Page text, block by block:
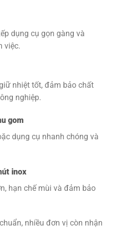
dụng cụ gọn gàng và
việc.
nhiệt tốt, đảm bảo chất
nghiệp.
gom
dụng cụ nhanh chóng và
inox
hạn chế mùi và đảm bảo
nhiều đơn vị còn nhận